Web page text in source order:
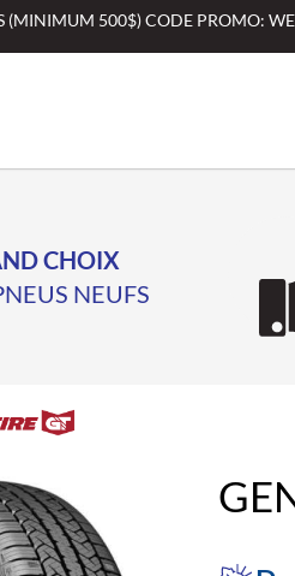
(MINIMUM 500$) CODE PROMO:
CHOIX
NEUFS